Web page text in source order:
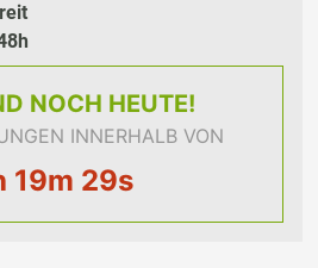
NOCH HEUTE!
INNERHALB VON
19m 29s